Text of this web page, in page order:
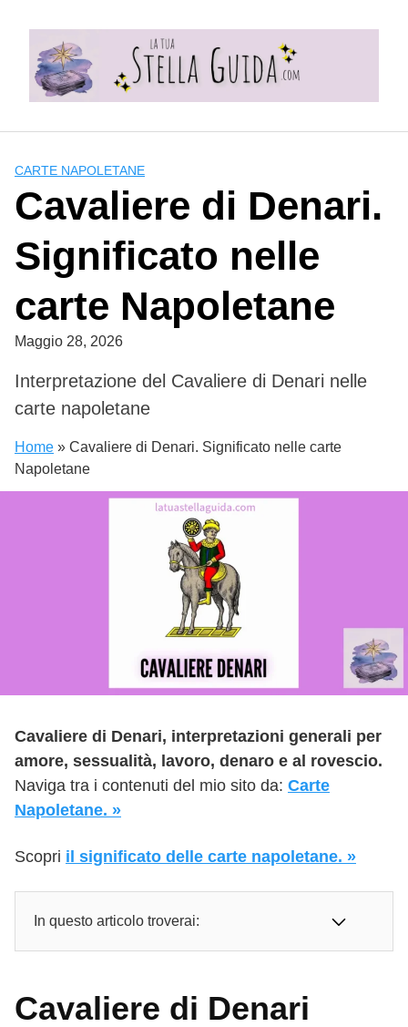
content
CARTE NAPOLETANE
Cavaliere di Denari.
Significato nelle
carte Napoletane
Maggio 28, 2026
Interpretazione del Cavaliere di Denari nelle
carte napoletane
Home » Cavaliere di Denari. Significato nelle carte
Napoletane
Cavaliere di Denari, interpretazioni generali per
amore, sessualità, lavoro, denaro e al rovescio.
Naviga tra i contenuti del mio sito da: Carte
Napoletane. »
Scopri il significato delle carte napoletane. »
In questo articolo troverai:
Cavaliere di Denari